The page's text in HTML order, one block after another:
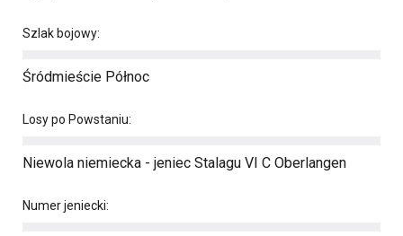
Szlak bojowy:
Śródmieście Północ
Losy po Powstaniu:
Niewola niemiecka - jeniec Stalagu VI C Oberlangen
Numer jeniecki: